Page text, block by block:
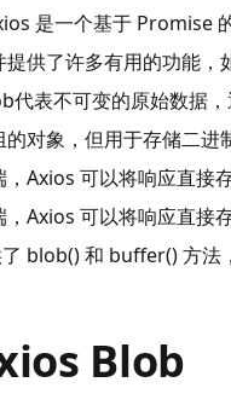
是一个基于 Promise
供了许多有用的功能，
代表不可变的原始数据
对象，但用于存储二进
Axios 可以将响应直接
Axios 可以将响应直接
blob() 和 buffer() 方法
Blob